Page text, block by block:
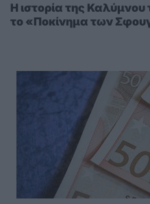
Η ιστορία της
το «Ποκίνημα των